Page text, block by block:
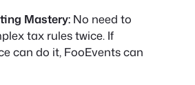
Mastery: No need to
tax rules twice. If
can do it, FooEvents can